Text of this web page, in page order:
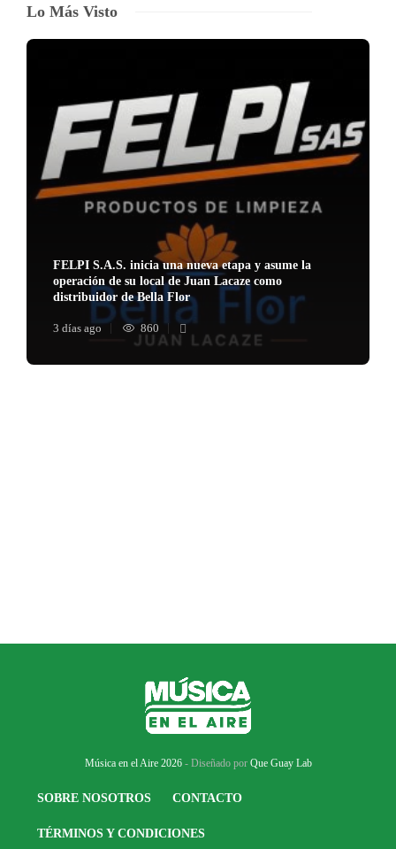
Lo Más Visto
FELPI S.A.S. inicia una nueva etapa y asume la
operación de su local de Juan Lacaze como
distribuidor de Bella Flor
3 días ago 860
Música en el Aire 2026- Diseñado por Que Guay Lab
SOBRE NOSOTROS CONTACTO
TÉRMINOS Y CONDICIONES